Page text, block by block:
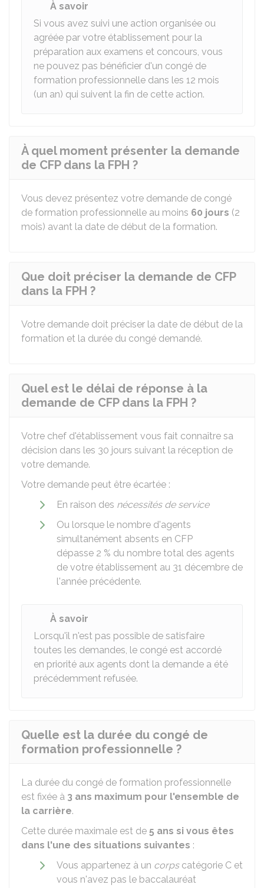
À savoir
Si vous avez suivi une action organisée ou
agréée par votre établissement pour la
préparation aux examens et concours, vous
ne pouvez pas bénéficier d'un congé de
formation professionnelle dans les 12 mois
(un an) qui suivent la fin de cette action.
À quel moment présenter la demande
de CFP dans la FPH ?
Vous devez présentez votre demande de congé
de formation professionnelle au moins 60 jours (2
mois) avant la date de début de la formation.
Que doit préciser la demande de CFP
dans la FPH ?
Votre demande doit préciser la date de début de la
formation et la durée du congé demandé.
Quel est le délai de réponse à la
demande de CFP dans la FPH ?
Votre chef d'établissement vous fait connaître sa
décision dans les 30 jours suivant la réception de
votre demande.
Votre demande peut être écartée :
En raison des nécessités de service
Ou lorsque le nombre d'agents
simultanément absents en CFP
dépasse 2 % du nombre total des agents
de votre établissement au 31 décembre de
l'année précédente.
À savoir
Lorsqu'il n'est pas possible de satisfaire
toutes les demandes, le congé est accordé
en priorité aux agents dont la demande a été
précédemment refusée.
Quelle est la durée du congé de
formation professionnelle ?
La durée du congé de formation professionnelle
est fixée à 3 ans maximum pour l'ensemble de
la carrière.
Cette durée maximale est de 5 ans si vous êtes
dans l'une des situations suivantes :
Vous appartenez à un corpscatégorie C et
vous n'avez pas le baccalauréat